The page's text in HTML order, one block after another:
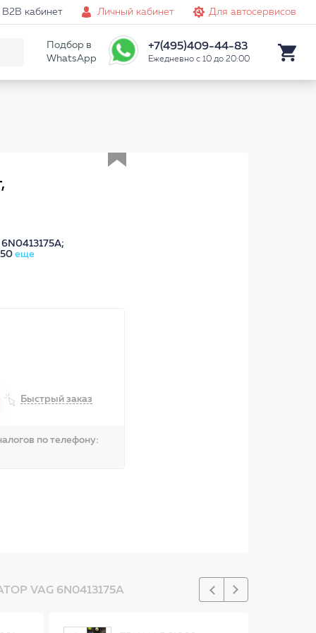
B2B кабинет Личный кабинет Для автосервисов
Подбор в
WhatsApp
+7(495)409-44-83
Ежедневно с 10 до 20:00
еще
Быстрый заказ
по телефону:
VAG 6N0413175A